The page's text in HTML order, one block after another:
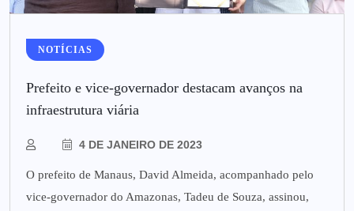
NOTÍCIAS
Prefeito e vice-governador destacam avanços na
infraestrutura viária
4 DE JANEIRO DE 2023
O prefeito de Manaus, David Almeida, acompanhado pelo
vice-governador do Amazonas, Tadeu de Souza, assinou,